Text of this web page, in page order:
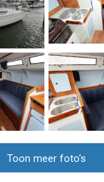
Toon meer foto's